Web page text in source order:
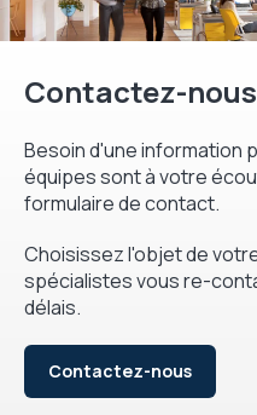
Contactez-nous
Besoin d'une information
équipes sont à votre
formulaire de contact.
Choisissez l'objet de
spécialistes vous re-
délais.
Contactez-nous